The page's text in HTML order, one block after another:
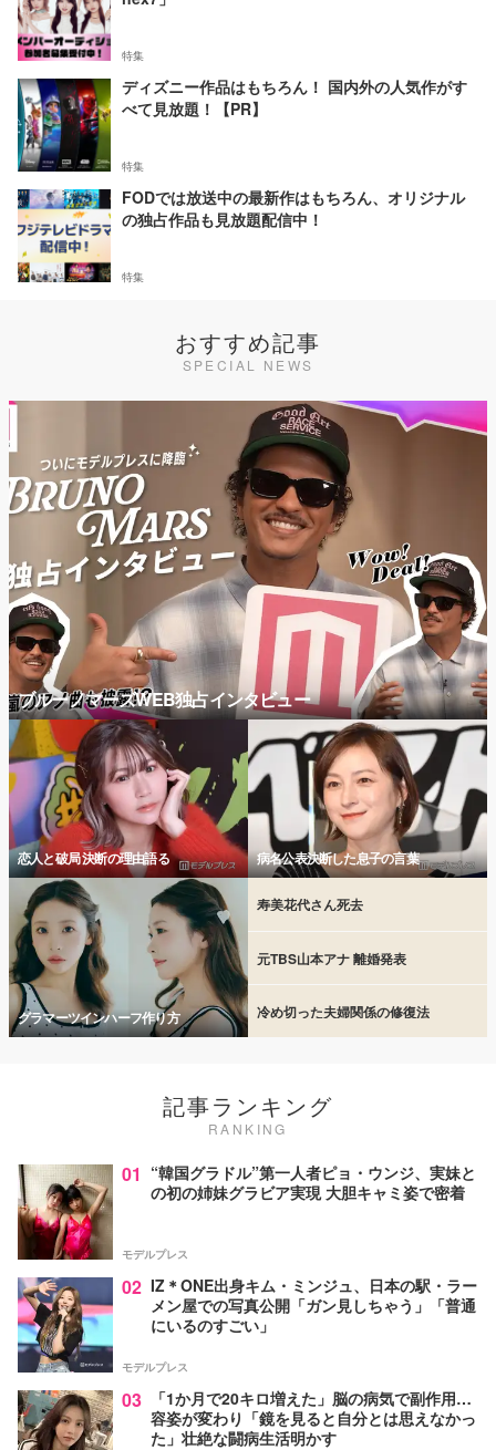
特集
ディズニー作品はもちろん！ 国内外の人気作がす
べて見放題！【PR】
特集
FODでは放送中の最新作はもちろん、オリジナル
の独占作品も見放題配信中！
特集
おすすめ記事
SPECIAL NEWS
ブルーノマーズWEB独占インタビュー
恋人と破局 決断の理由語る 病名公表決断した息子の言葉
グラマーツインハーフ作り方
寿美花代さん死去
元TBS山本アナ 離婚発表
冷め切った夫婦関係の修復法
記事ランキング
RANKING
01 “韓国グラドル”第一人者ピョ・ウンジ、実妹と
の初の姉妹グラビア実現 大胆キャミ姿で密着
モデルプレス
02 IZ＊ONE出身キム・ミンジュ、日本の駅・ラー
メン屋での写真公開「ガン見しちゃう」「普通
にいるのすごい」
モデルプレス
03
「1か月で20キロ増えた」脳の病気で副作用…
容姿が変わり「鏡を見ると自分とは思えなかっ
た」壮絶な闘病生活明かす